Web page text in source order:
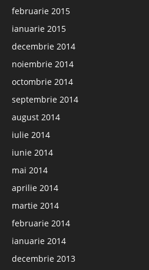
februarie 2015
ianuarie 2015
decembrie 2014
noiembrie 2014
octombrie 2014
septembrie 2014
august 2014
iulie 2014
iunie 2014
mai 2014
aprilie 2014
martie 2014
februarie 2014
ianuarie 2014
decembrie 2013